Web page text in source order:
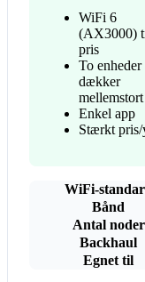
WiFi 6
(AX3000)
pris
To enheder
dækker
Enkel app
Stærkt pris/
WiFi-
Bånd
Antal noder
Backhaul
Egnet til